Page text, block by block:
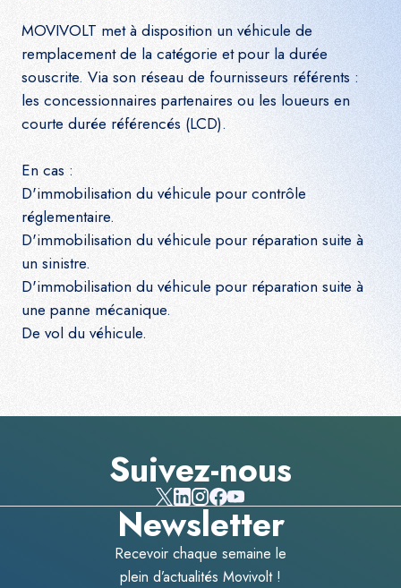
MOVIVOLT met à disposition un véhicule de
remplacement de la catégorie et pour la durée
souscrite. Via son réseau de fournisseurs référents :
les concessionnaires partenaires ou les loueurs en
courte durée référencés (LCD).
En cas :
D'immobilisation du véhicule pour contrôle
réglementaire.
D'immobilisation du véhicule pour réparation suite à
un sinistre.
D'immobilisation du véhicule pour réparation suite à
une panne mécanique.
De vol du véhicule.
Suivez-nous
Newsletter
Recevoir chaque semaine le
plein d’actualités Movivolt !